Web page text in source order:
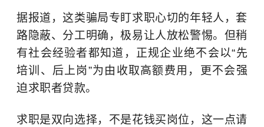
据报道，这类骗局专盯求职心切的年轻人，套
路隐蔽、分工明确，极易让人放松警惕。但稍
有社会经验者都知道，正规企业绝不会以“先
培训、后上岗”为由收取高额费用，更不会强
迫求职者贷款。
求职是双向选择，不是花钱买岗位，这一点请